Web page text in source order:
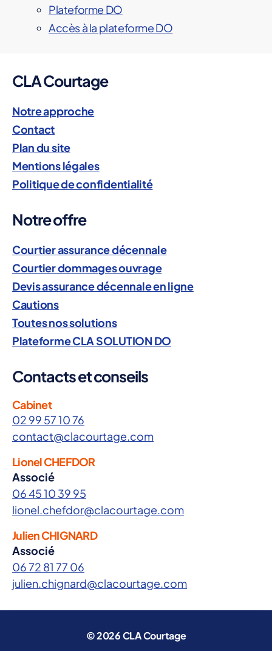
Plateforme DO
Accès à la plateforme DO
CLA Courtage
Notre approche
Contact
Plan du site
Mentions légales
Politique de confidentialité
Notre offre
Courtier assurance décennale
Courtier dommages ouvrage
Devis assurance décennale en ligne
Cautions
Toutes nos solutions
Plateforme CLA SOLUTION DO
Contacts et conseils
Cabinet
02 99 57 10 76
contact@clacourtage.com
Lionel CHEFDOR
Associé
06 45 10 39 95
lionel.chefdor@clacourtage.com
Julien CHIGNARD
Associé
06 72 81 77 06
julien.chignard@clacourtage.com
© 2026CLA Courtage